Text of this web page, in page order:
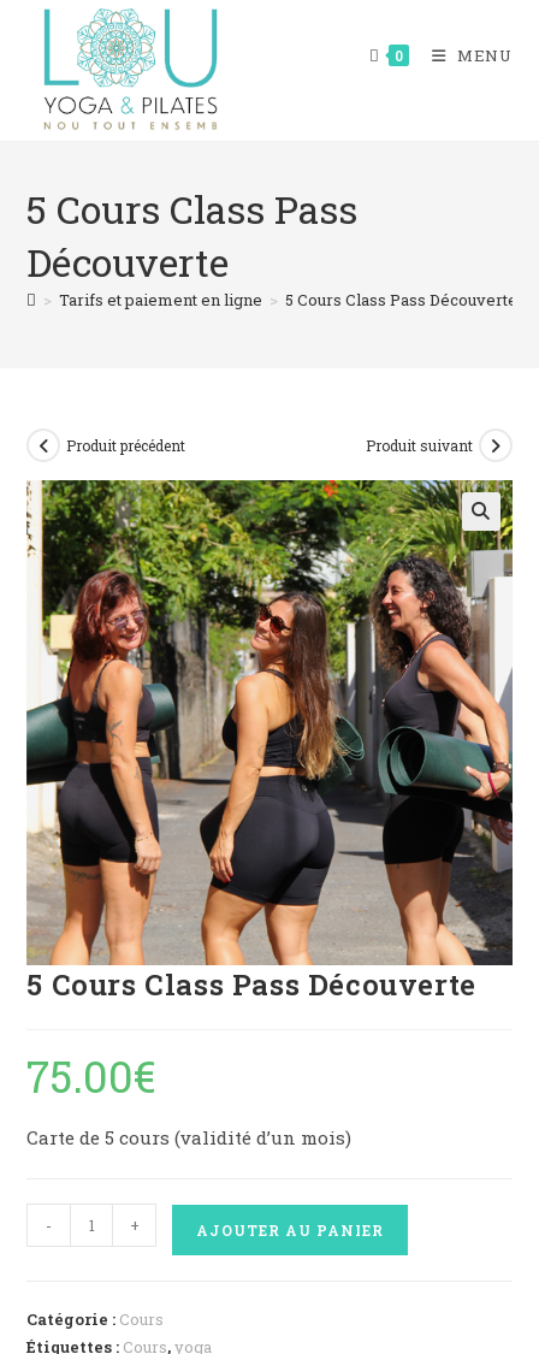
content
0 MENU
5 Cours Class Pass
Découverte
> Tarifs et paiement en ligne > 5 Cours Class Pass Découverte
Produit précédent Produit suivant
5 Cours Class Pass Découverte
75.00€
Carte de 5 cours (validité d’un mois)
quantité
de
Cours
Class
- + AJOUTER AU PANIER
Catégorie : Cours
Étiquettes : Cours,yoga